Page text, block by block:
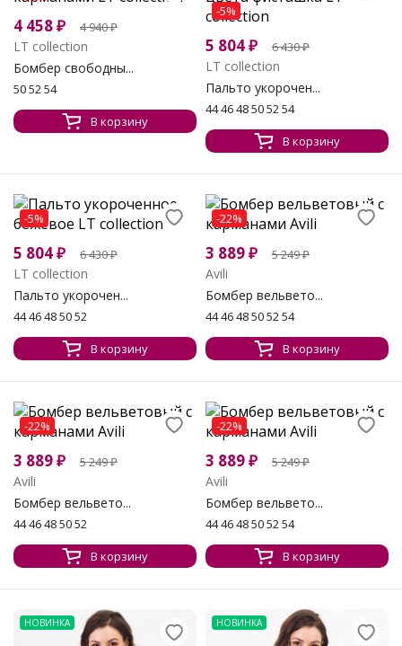
4 458₽ 4 940₽
LT collection
Бомбер свободны...
50 52 54
В корзину
-5%
5 804₽ 6 430₽
LT collection
Пальто укорочен...
44 46 48 50 52 54
В корзину
-5%
5 804₽ 6 430₽
LT collection
Пальто укорочен...
44 46 48 50 52
В корзину
-22%
3 889₽ 5 249₽
Avili
Бомбер вельвето...
44 46 48 50 52 54
В корзину
-22%
3 889₽ 5 249₽
Avili
Бомбер вельвето...
44 46 48 50 52
В корзину
-22%
3 889₽ 5 249₽
Avili
Бомбер вельвето...
44 46 48 50 52 54
В корзину
НОВИНКА НОВИНКА